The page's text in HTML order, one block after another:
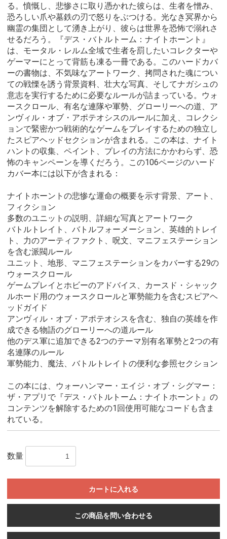
る。憤慨し、悲惨さに取り憑かれた彼らは、生者を憎み、
恐ろしい爪や墓鉄の刃で怒りをぶつける。光なき冥界から
幽霊の集団として湧き上がり、彼らは世界を恐怖で溺れさ
せるだろう。『デス・バトルトーム：ナイトホーント』
は、モータル・レルム全域で生者を罰したいコレクターや
ゲーマーにとって背筋も凍る一冊である。このハードカバ
ーの書物は、不気味なアートワーク、拷問された魂につい
ての戦慄を誘う背景資料、壮大な写真、そしてナガシュの
意志を実行するために必要なルールが詰まっている。ウォ
ースクロール、有名な連隊や軍勢、グローリーへの道、ア
ンヴィル・オブ・アポテオシスのルールに加え、コレクシ
ョンで緊密かつ戦術的なゲームをプレイするための独立し
たスピアヘッドセクションが含まれる。この本は、ナイト
ハントの収集、ペイント、プレイの方法にかかわらず、恐
怖のキャンペーンを導くだろう。この106ページのハード
カバー本には以下が含まれる：
ナイトホーントの悲惨な運命の概要を示す背景、アート、
フィクション
多数のユニットの説明、詳細な写真とアートワーク
バトルトレイト、バトルフォーメーション、英雄的トレイ
ト、力のアーティファクト、呪文、マニフェステーション
を含む派閥ルール
ユニット、地形、マニフェステーションをカバーする29の
ウォースクロール
ゲームプレイとホビーのアドバイス、カースド・シャック
ルホード用のウォースクロールと軍勢能力を含むスピアヘ
ッドガイド
アンヴィル・オブ・アポテオシスを含む、独自の英雄を作
成できる物語のグローリーへの道ルール
他のデス軍に追加できる2つのテーマ別有名軍勢と2つの有
名連隊のルール
軍勢能力、魔法、バトルトレイトの便利な参照セクション
この本には、ウォーハンマー・エイジ・オブ・シグマー：
ザ・アプリで『デス・バトルトーム：ナイトホーント』の
コンテンツを解除するための1回使用可能なコードも含ま
れている。
数量
カートに入れる
この商品を問い合わせる